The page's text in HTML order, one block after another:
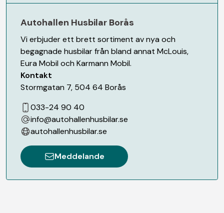
Autohallen Husbilar Borås
Vi erbjuder ett brett sortiment av nya och
begagnade husbilar från bland annat McLouis,
Eura Mobil och Karmann Mobil.
Kontakt
Stormgatan 7, 504 64 Borås
033-24 90 40
info@autohallenhusbilar.se
autohallenhusbilar.se
Meddelande